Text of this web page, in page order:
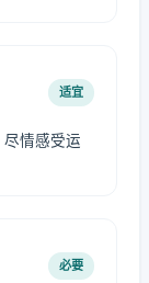
适宜
情感受运
必要